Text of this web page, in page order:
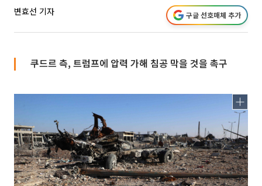
변효선 기자 구글 선호매체 추가
쿠드르 측, 트럼프에 압력 가해 침공 막을 것을 촉구